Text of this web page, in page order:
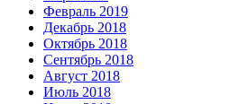
Февраль 2019
Декабрь 2018
Октябрь 2018
Сентябрь 2018
Август 2018
Июль 2018